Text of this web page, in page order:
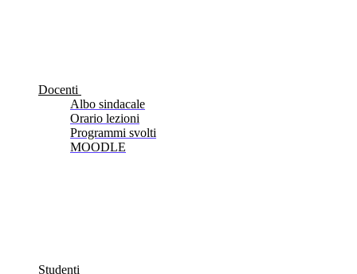
Docenti
Albo sindacale
Orario lezioni
Programmi svolti
MOODLE
Studenti